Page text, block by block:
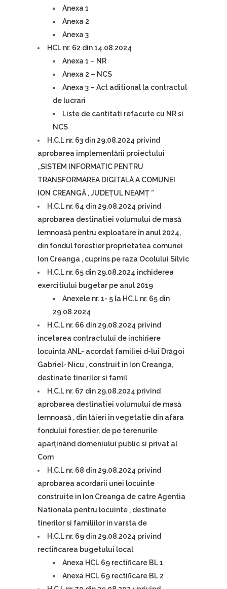
Anexa 1
Anexa 2
Anexa 3
HCL nr. 62 din 14.08.2024
Anexa 1 – NR
Anexa 2 – NCS
Anexa 3 – Act aditional la contractul
de lucrari
Liste de cantitati refacute cu NR si
NCS
H.C.L nr. 63 din 29.08.2024 privind
aprobarea implementării proiectului
,,SISTEM INFORMATIC PENTRU
TRANSFORMAREA DIGITALĂ A COMUNEI
ION CREANGĂ , JUDEȚUL NEAMȚ ”
H.C.L nr. 64 din 29.08.2024 privind
aprobarea destinatiei volumului de masă
lemnoasă pentru exploatare în anul 2024,
din fondul forestier proprietatea comunei
Ion Creanga , cuprins pe raza Ocolului Silvic
H.C.L nr. 65 din 29.08.2024 inchiderea
exercitiului bugetar pe anul 2019
Anexele nr. 1- 5 la HC.L nr. 65 din
29.08.2024
H.C.L nr. 66 din 29.08.2024 privind
incetarea contractului de inchiriere
locuintă ANL- acordat familiei d-lui Drăgoi
Gabriel- Nicu , construit in Ion Creanga,
destinate tinerilor si famil
H.C.L nr. 67 din 29.08.2024 privind
aprobarea destinatiei volumului de masă
lemnoasă , din tăieri în vegetatie din afara
fondului forestier, de pe terenurile
aparținând domeniului public si privat al
Com
H.C.L nr. 68 din 29.08.2024 privind
aprobarea acordarii unei locuinte
construite in Ion Creanga de catre Agentia
Nationala pentru locuinte , destinate
tinerilor si familiilor in varsta de
H.C.L nr. 69 din 29.08.2024 privind
rectificarea bugetului local
Anexa HCL 69 rectificare BL 1
Anexa HCL 69 rectificare BL 2